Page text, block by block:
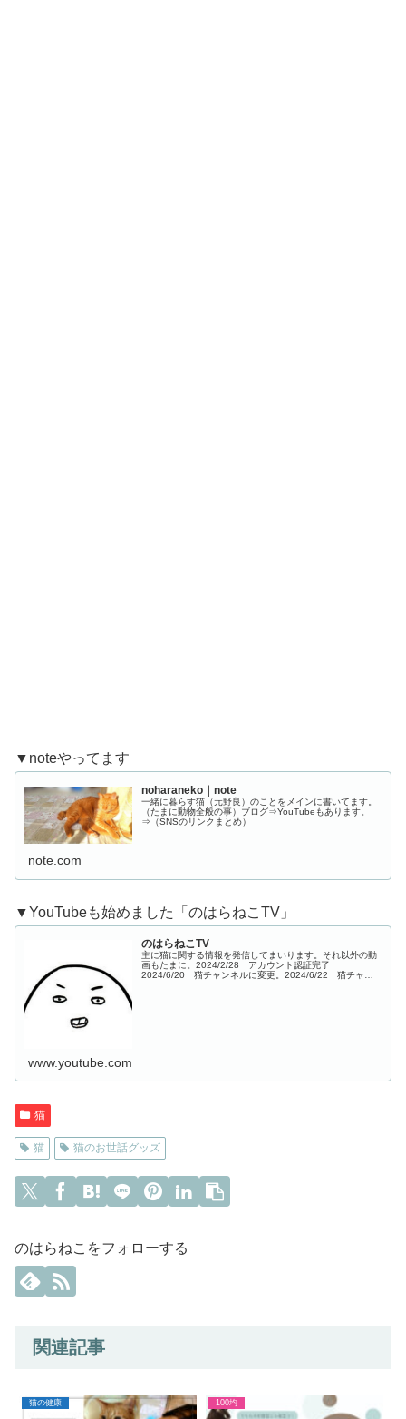
▼noteやってます
noharaneko｜note
一緒に暮らす猫（元野良）のことをメインに書いてます。
（たまに動物全般の事）ブログ⇒YouTubeもあります。
⇒（SNSのリンクまとめ）
note.com
▼YouTubeも始めました「のはらねこTV」
のはらねこTV
主に猫に関する情報を発信してまいります。それ以外の動
画もたまに。2024/2/28 アカウント認証完了
2024/6/20 猫チャンネルに変更。2024/6/22 猫チャン
www.youtube.com
猫
猫 猫のお世話グッズ
のはらねこをフォローする
関連記事
猫の健康 100均